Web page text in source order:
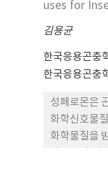
다. 2000년대
찰과 발생모
보공유를 위
장되고 있다.
uses for
김용균
한국응용곤충
한국응용곤충
성페로몬은
화학신호물
화학물질을
키고 이는